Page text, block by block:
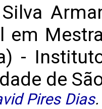
em
-
de
Pires Dias.